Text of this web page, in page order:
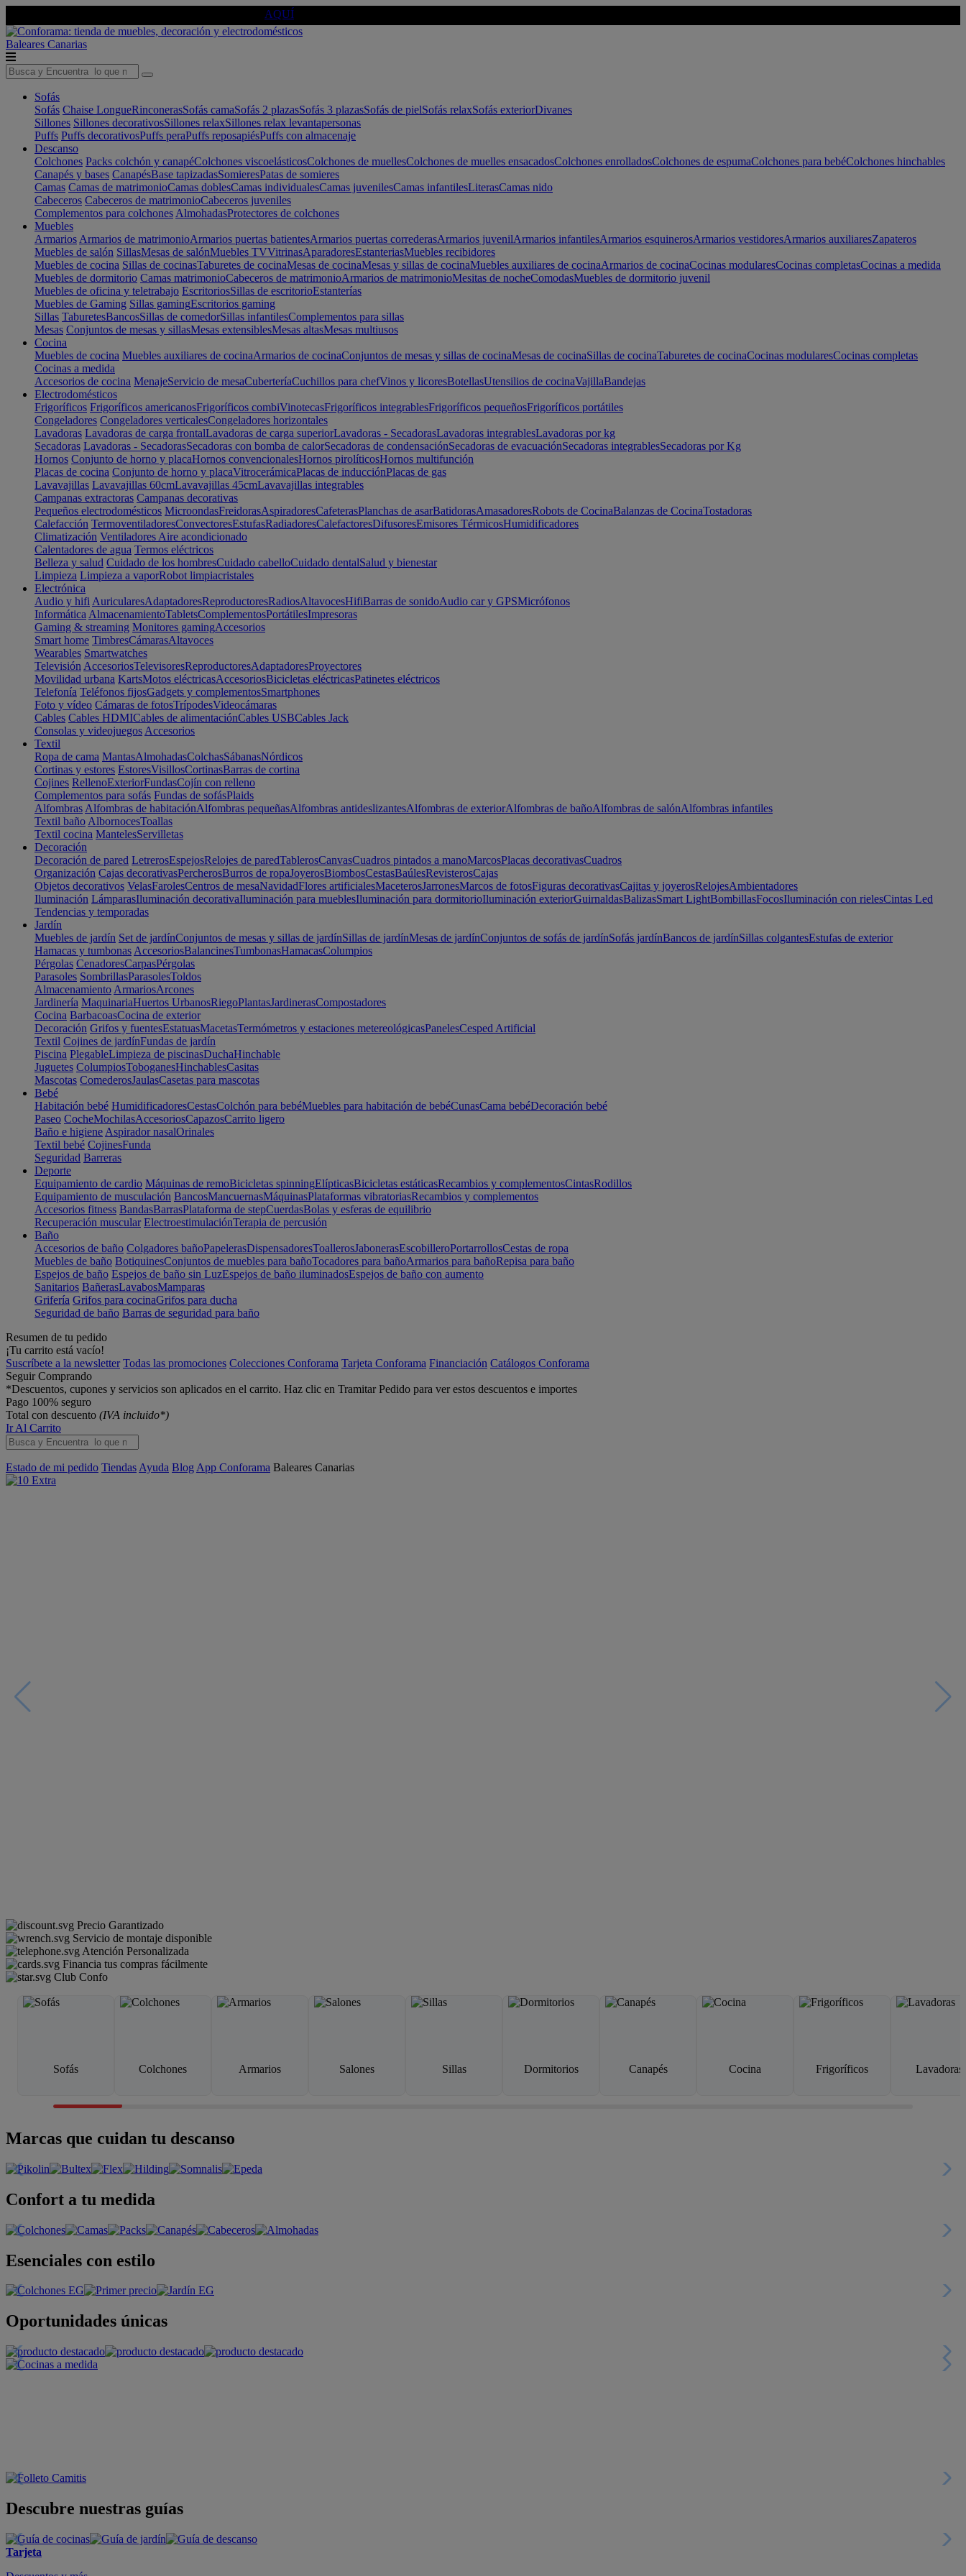
AQUÍ
Baleares Canarias
Sofás
Sofás Chaise LongueRinconerasSofás camaSofás 2 plazasSofás 3 plazasSofás de pielSofás relaxSofás exteriorDivanes
Sillones Sillones decorativosSillones relaxSillones relax levantapersonas
Puffs Puffs decorativosPuffs peraPuffs reposapiésPuffs con almacenaje
Descanso
Colchones Packs colchón y canapéColchones viscoelásticosColchones de muellesColchones de muelles ensacadosColchones enrolladosColchones de espumaColchones para bebéColchones hinchables
Canapés y bases CanapésBase tapizadasSomieresPatas de somieres
Camas Camas de matrimonioCamas doblesCamas individualesCamas juvenilesCamas infantilesLiterasCamas nido
Cabeceros Cabeceros de matrimonioCabeceros juveniles
Complementos para colchones AlmohadasProtectores de colchones
Muebles
Armarios Armarios de matrimonioArmarios puertas batientesArmarios puertas correderasArmarios juvenilArmarios infantilesArmarios esquinerosArmarios vestidoresArmarios auxiliaresZapateros
Muebles de salón SillasMesas de salónMuebles TVVitrinasAparadoresEstanteriasMuebles recibidores
Muebles de cocina Sillas de cocinasTaburetes de cocinaMesas de cocinaMesas y sillas de cocinaMuebles auxiliares de cocinaArmarios de cocinaCocinas modularesCocinas completasCocinas a medida
Muebles de dormitorio Camas matrimonioCabeceros de matrimonioArmarios de matrimonioMesitas de nocheComodasMuebles de dormitorio juvenil
Muebles de oficina y teletrabajo EscritoriosSillas de escritorioEstanterías
Muebles de Gaming Sillas gamingEscritorios gaming
Sillas TaburetesBancosSillas de comedorSillas infantilesComplementos para sillas
Mesas Conjuntos de mesas y sillasMesas extensiblesMesas altasMesas multiusos
Cocina
Muebles de cocina Muebles auxiliares de cocinaArmarios de cocinaConjuntos de mesas y sillas de cocinaMesas de cocinaSillas de cocinaTaburetes de cocinaCocinas modularesCocinas completas
Cocinas a medida
Accesorios de cocina MenajeServicio de mesaCuberteríaCuchillos para chefVinos y licoresBotellasUtensilios de cocinaVajillaBandejas
Electrodomésticos
Frigoríficos Frigoríficos americanosFrigoríficos combiVinotecasFrigoríficos integrablesFrigoríficos pequeñosFrigoríficos portátiles
Congeladores Congeladores verticalesCongeladores horizontales
Lavadoras Lavadoras de carga frontalLavadoras de carga superiorLavadoras - SecadorasLavadoras integrablesLavadoras por kg
Secadoras Lavadoras - SecadorasSecadoras con bomba de calorSecadoras de condensaciónSecadoras de evacuaciónSecadoras integrablesSecadoras por Kg
Hornos Conjunto de horno y placaHornos convencionalesHornos pirolíticosHornos multifunción
Placas de cocina Conjunto de horno y placaVitrocerámicaPlacas de inducciónPlacas de gas
Lavavajillas Lavavajillas 60cmLavavajillas 45cmLavavajillas integrables
Campanas extractoras Campanas decorativas
Pequeños electrodomésticos MicroondasFreidorasAspiradoresCafeterasPlanchas de asarBatidorasAmasadoresRobots de CocinaBalanzas de CocinaTostadoras
Calefacción TermoventiladoresConvectoresEstufasRadiadoresCalefactoresDifusoresEmisores TérmicosHumidificadores
Climatización Ventiladores Aire acondicionado
Calentadores de agua Termos eléctricos
Belleza y salud Cuidado de los hombresCuidado cabelloCuidado dentalSalud y bienestar
Limpieza Limpieza a vaporRobot limpiacristales
Electrónica
Audio y hifi AuricularesAdaptadoresReproductoresRadiosAltavocesHifiBarras de sonidoAudio car y GPSMicrófonos
Informática AlmacenamientoTabletsComplementosPortátilesImpresoras
Gaming & streaming Monitores gamingAccesorios
Smart home TimbresCámarasAltavoces
Wearables Smartwatches
Televisión AccesoriosTelevisoresReproductoresAdaptadoresProyectores
Movilidad urbana KartsMotos eléctricasAccesoriosBicicletas eléctricasPatinetes eléctricos
Telefonía Teléfonos fijosGadgets y complementosSmartphones
Foto y vídeo Cámaras de fotosTrípodesVideocámaras
Cables Cables HDMICables de alimentaciónCables USBCables Jack
Consolas y videojuegos Accesorios
Textil
Ropa de cama MantasAlmohadasColchasSábanasNórdicos
Cortinas y estores EstoresVisillosCortinasBarras de cortina
Cojines RellenoExteriorFundasCojín con relleno
Complementos para sofás Fundas de sofásPlaids
Alfombras Alfombras de habitaciónAlfombras pequeñasAlfombras antideslizantesAlfombras de exteriorAlfombras de bañoAlfombras de salónAlfombras infantiles
Textil baño AlbornocesToallas
Textil cocina MantelesServilletas
Decoración
Decoración de pared LetrerosEspejosRelojes de paredTablerosCanvasCuadros pintados a manoMarcosPlacas decorativasCuadros
Organización Cajas decorativasPercherosBurros de ropaJoyerosBiombosCestasBaúlesRevisterosCajas
Objetos decorativos VelasFarolesCentros de mesaNavidadFlores artificialesMaceterosJarronesMarcos de fotosFiguras decorativasCajitas y joyerosRelojesAmbientadores
Iluminación LámparasIluminación decorativaIluminación para mueblesIluminación para dormitorioIluminación exteriorGuirnaldasBalizasSmart LightBombillasFocosIluminación con rielesCintas Led
Tendencias y temporadas
Jardín
Muebles de jardín Set de jardínConjuntos de mesas y sillas de jardínSillas de jardínMesas de jardínConjuntos de sofás de jardínSofás jardínBancos de jardínSillas colgantesEstufas de exterior
Hamacas y tumbonas AccesoriosBalancinesTumbonasHamacasColumpios
Pérgolas CenadoresCarpasPérgolas
Parasoles SombrillasParasolesToldos
Almacenamiento ArmariosArcones
Jardinería MaquinariaHuertos UrbanosRiegoPlantasJardinerasCompostadores
Cocina BarbacoasCocina de exterior
Decoración Grifos y fuentesEstatuasMacetasTermómetros y estaciones metereológicasPanelesCesped Artificial
Textil Cojines de jardínFundas de jardín
Piscina PlegableLimpieza de piscinasDuchaHinchable
Juguetes ColumpiosToboganesHinchablesCasitas
Mascotas ComederosJaulasCasetas para mascotas
Bebé
Habitación bebé HumidificadoresCestasColchón para bebéMuebles para habitación de bebéCunasCama bebéDecoración bebé
Paseo CocheMochilasAccesoriosCapazosCarrito ligero
Baño e higiene Aspirador nasalOrinales
Textil bebé CojinesFunda
Seguridad Barreras
Deporte
Equipamiento de cardio Máquinas de remoBicicletas spinningElípticasBicicletas estáticasRecambios y complementosCintasRodillos
Equipamiento de musculación BancosMancuernasMáquinasPlataformas vibratoriasRecambios y complementos
Accesorios fitness BandasBarrasPlataforma de stepCuerdasBolas y esferas de equilibrio
Recuperación muscular ElectroestimulaciónTerapia de percusión
Baño
Accesorios de baño Colgadores bañoPapelerasDispensadoresToallerosJabonerasEscobilleroPortarrollosCestas de ropa
Muebles de baño BotiquinesConjuntos de muebles para bañoTocadores para bañoArmarios para bañoRepisa para baño
Espejos de baño Espejos de baño sin LuzEspejos de baño iluminadosEspejos de baño con aumento
Sanitarios BañerasLavabosMamparas
Grifería Grifos para cocinaGrifos para ducha
Seguridad de baño Barras de seguridad para baño
Resumen de tu pedido
¡Tu carrito está vacío!
Suscríbete a la newsletter Todas las promociones Colecciones Conforama Tarjeta Conforama Financiación Catálogos Conforama
Seguir Comprando
*Descuentos, cupones y servicios son aplicados en el carrito. Haz clic en Tramitar Pedido para ver estos descuentos e importes
Pago 100% seguro
Total con descuento (IVA incluido*)
Ir Al Carrito
Estado de mi pedido Tiendas Ayuda Blog App Conforama Baleares Canarias
Precio Garantizado
Servicio de montaje disponible
Atención Personalizada
Financia tus compras fácilmente
Club Confo
Sofás Colchones Armarios Salones Sillas Dormitorios Canapés Cocina Frigoríficos Lavadoras
Marcas que cuidan tu descanso
Confort a tu medida
Esenciales con estilo
Oportunidades únicas
Descubre nuestras guías
Tarjeta